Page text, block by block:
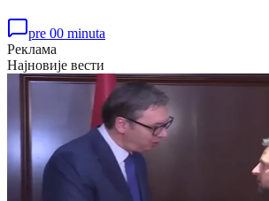
pre 00 minuta
Реклама
Најновије вести